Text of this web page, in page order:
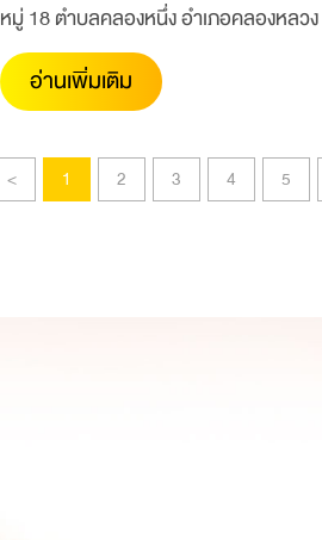
หมู่ 18 ตำบลคลองหนึ่ง อำเภอคลองหลว
อ่านเพิ่มเติม
< 1 2 3 4 5